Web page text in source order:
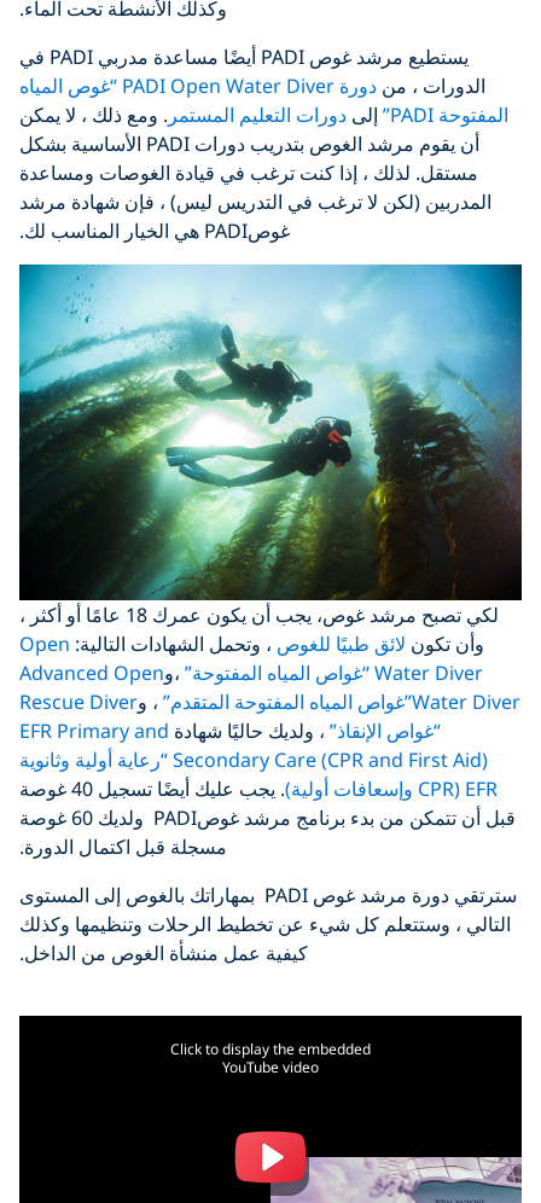
وكذلك الأنشطة تحت الماء.
يستطيع مرشد غوص PADI أيضًا مساعدة مدربي PADI في
الدورات ، من
دورة PADI Open Water Diver “غوص المياه
المفتوحة PADI”
إلى دورات التعليم المستمر . ومع ذلك ، لا يمكن
أن يقوم مرشد الغوص بتدريب دورات PADI الأساسية بشكل
مستقل. لذلك ، إذا كنت ترغب في قيادة الغوصات ومساعدة
المدربين (لكن لا ترغب في التدريس ليس) ، فإن شهادة مرشد
غوصPADI هي الخيار المناسب لك.
لكي تصبح مرشد غوص، يجب أن يكون عمرك 18 عامًا أو أكثر ،
وأن تكون لائق طبيًا للغوص ، وتحمل الشهادات التالية: Open
Water Diver “غواص المياه المفتوحة”
،وAdvanced Open
Water Diver”غواص المياه المفتوحة المتقدم”
، وRescue Diver
“غواص الإنقاذ” ، ولديك حاليًا شهادة EFR Primary and
Secondary Care (CPR and First Aid) “رعاية أولية وثانوية
EFR (CPR وإسعافات أولية)
. يجب عليك أيضًا تسجيل 40 غوصة
قبل أن تتمكن من بدء برنامج مرشد غوصPADI ولديك 60 غوصة
مسجلة قبل اكتمال الدورة.
سترتقي دورة مرشد غوص PADI بمهاراتك بالغوص إلى المستوى
التالي ، وستتعلم كل شيء عن تخطيط الرحلات وتنظيمها وكذلك
كيفية عمل منشأة الغوص من الداخل.
Click to display the embedded
YouTube video